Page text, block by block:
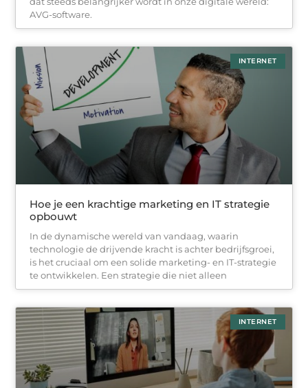
AVG-software.
INTERNET
Hoe je een krachtige marketing en IT strategie
opbouwt
In de dynamische wereld van vandaag, waarin
technologie de drijvende kracht is achter bedrijfsgroei,
is het cruciaal om een solide marketing- en IT-strategie
te ontwikkelen. Een strategie die niet alleen
INTERNET